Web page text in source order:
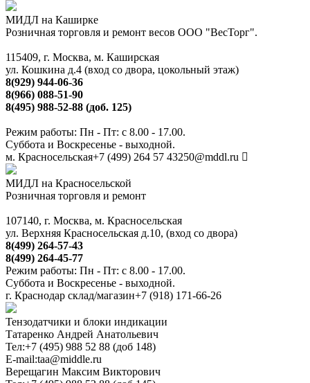
МИДЛ на Каширке
Розничная торговля и ремонт весов ООО "ВесТорг".
115409, г. Москва, м. Каширская
ул. Кошкина д.4 (вход со двора, цокольный этаж)
8(929) 944-06-36
8(966) 088-51-90
8(495) 988-52-88 (доб. 125)
Режим работы: Пн - Пт: с 8.00 - 17.00.
Суббота и Воскресенье - выходной.
м. Красносельская+7 (499) 264 57 43250@mddl.ru
МИДЛ на Красносельской
Розничная торговля и ремонт
107140, г. Москва, м. Красносельская
ул. Верхняя Красносельская д.10, (вход со двора)
8(499) 264-57-43
8(499) 264-45-77
Режим работы: Пн - Пт: с 8.00 - 17.00.
Суббота и Воскресенье - выходной.
г. Краснодар склад/магазин+7 (918) 171-66-26
Тензодатчики и блоки индикации
Татаренко Андрей Анатольевич
Тел:+7 (495) 988 52 88 (доб 148)
E-mail:taa@middle.ru
Верещагин Максим Викторович